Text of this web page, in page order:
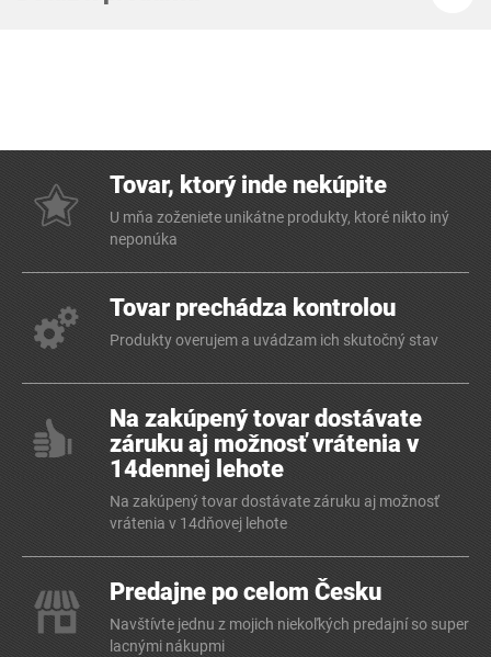
Tovar, ktorý inde nekúpite
U mňa zoženiete unikátne produkty, ktoré nikto iný
neponúka
Tovar prechádza kontrolou
Produkty overujem a uvádzam ich skutočný stav
Na zakúpený tovar dostávate
záruku aj možnosť vrátenia v
14dennej lehote
Na zakúpený tovar dostávate záruku aj možnosť
vrátenia v 14dňovej lehote
Predajne po celom Česku
Navštívte jednu z mojich niekoľkých predajní so super
lacnými nákupmi